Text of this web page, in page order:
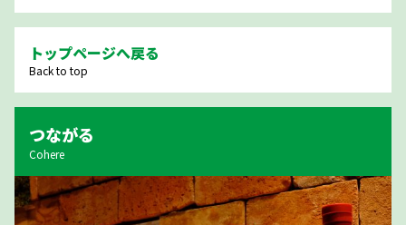
トップページへ戻る
Back to top
つながる
Cohere